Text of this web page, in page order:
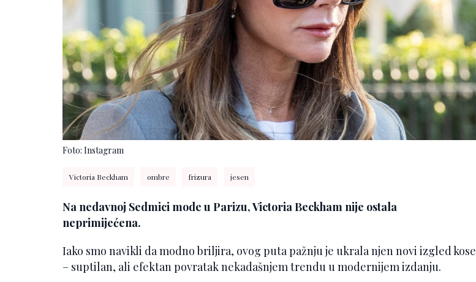
Foto: Instagram
Victoria Beckham ombre frizura jesen
Na nedavnoj Sedmici mode u Parizu, Victoria Beckham nije ostala
neprimijećena.
Iako smo navikli da modno briljira, ovog puta pažnju je ukrala njen novi izgled kose
– suptilan, ali efektan povratak nekadašnjem trendu u modernijem izdanju.